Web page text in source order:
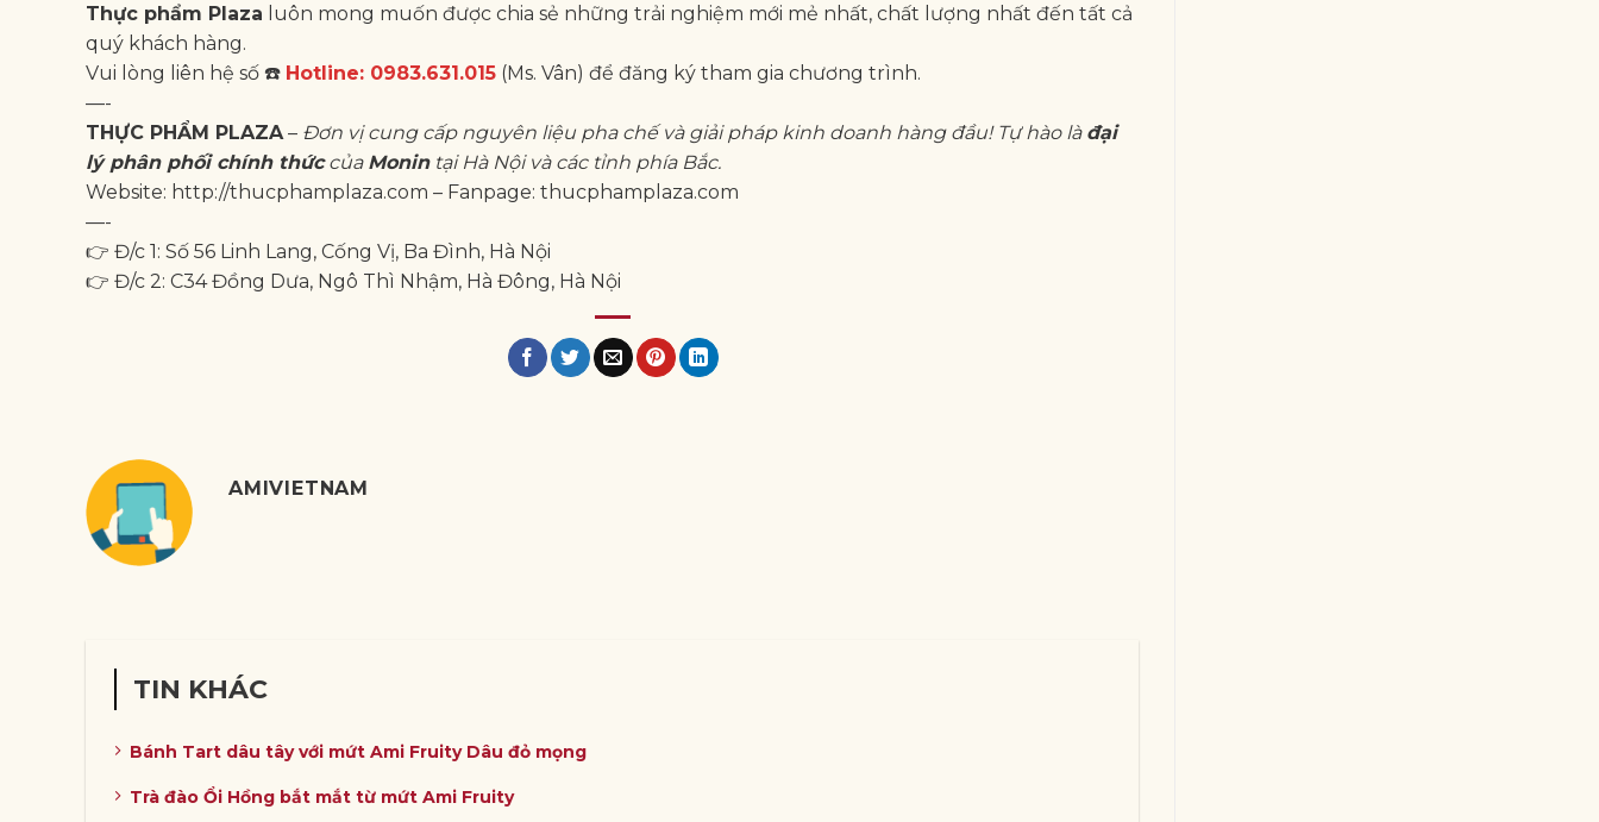
Thực phẩm Plaza luôn mong muốn được chia sẻ những trải nghiệm mới mẻ nhất, chất lượng nhất đến tất cả
quý khách hàng.
Vui lòng liên hệ số ☎️ Hotline: 0983.631.015 (Ms. Vân) để đăng ký tham gia chương trình.
—-
THỰC PHẨM PLAZA – Đơn vị cung cấp nguyên liệu pha chế và giải pháp kinh doanh hàng đầu! Tự hào là đại
lý phân phối chính thứccủa Monintại Hà Nội và các tỉnh phía Bắc.
Website: http://thucphamplaza.com – Fanpage: thucphamplaza.com
—-
👉 Đ/c 1: Số 56 Linh Lang, Cống Vị, Ba Đình, Hà Nội
👉 Đ/c 2: C34 Đồng Dưa, Ngô Thì Nhậm, Hà Đông, Hà Nội
AMIVIETNAM
TIN KHÁC
Bánh Tart dâu tây với mứt Ami Fruity Dâu đỏ mọng
Trà đào Ổi Hồng bắt mắt từ mứt Ami Fruity